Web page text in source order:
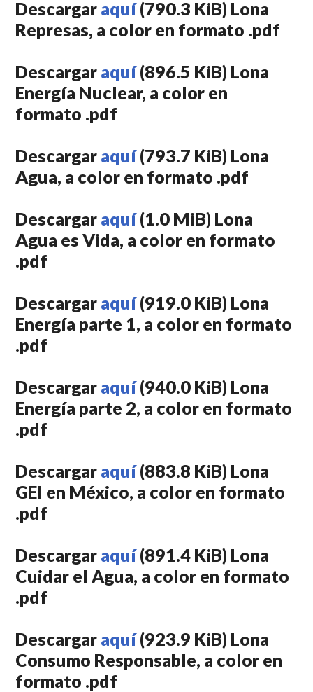
Descargar aquí(790.3 KiB) Lona
Represas, a color en formato .pdf
Descargar aquí(896.5 KiB) Lona
Energía Nuclear, a color en
formato .pdf
Descargar aquí(793.7 KiB) Lona
Agua, a color en formato .pdf
Descargar aquí(1.0 MiB) Lona
Agua es Vida, a color en formato
.pdf
Descargar aquí(919.0 KiB) Lona
Energía parte 1, a color en formato
.pdf
Descargar aquí(940.0 KiB) Lona
Energía parte 2, a color en formato
.pdf
Descargar aquí(883.8 KiB) Lona
GEI en México, a color en formato
.pdf
Descargar aquí(891.4 KiB) Lona
Cuidar el Agua, a color en formato
.pdf
Descargar aquí(923.9 KiB) Lona
Consumo Responsable, a color en
formato .pdf